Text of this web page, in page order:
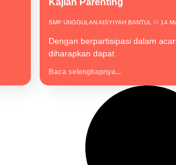
Kajian Parenting
SMP UNGGULAN AISYIYAH BANTUL 14
Dengan berpartisipasi dalam
diharapkan dapat
Baca selengkapnya...